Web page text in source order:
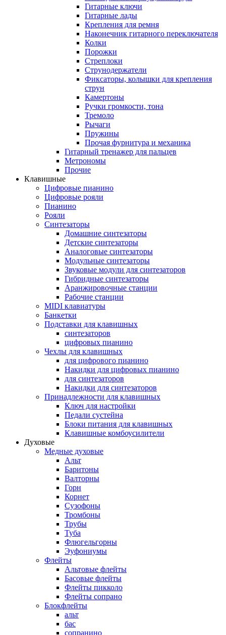
Гитарные ключи
Гитарные лады
Крепления для ремня
Наконечник гитарного переключателя
Колки
Порожки
Стреплоки
Струнодержатели
Фиксаторы, колышки для крепления
струн
Камертоны
Ручки громкости, тона
Тремоло
Рычаги
Пружины
Прочая фурнитура и механика
Гитарный тренажер для пальцев
Метрономы
Прочие
Клавишные
Цифровые пианино
Цифровые рояли
Пианино
Рояли
Синтезаторы
Домашние синтезаторы
Детские синтезаторы
Аналоговые синтезаторы
Модульные синтезаторы
Звуковые модули для синтезаторов
Гибридные синтезаторы
Аранжировочные станции
Рабочие станции
MIDI клавиатуры
Банкетки
Подставки для клавишных
синтезаторов
цифровых пианино
Чехлы для клавишных
для цифрового пианино
Накидки для цифровых пианино
для синтезаторов
Накидки для синтезаторов
Принадлежности для клавишных
Ключ для настройки
Педали сустейна
Блоки питания для клавишных
Клавишные комбоусилители
Духовые
Медные духовые
Альт
Баритоны
Валторны
Горн
Корнет
Сузофоны
Тромбоны
Трубы
Туба
Флюгельгорны
Эуфониумы
Флейты
Альтовые флейты
Басовые флейты
Флейты пикколо
Флейты сопрано
Блокфлейты
альт
бас
сопранино